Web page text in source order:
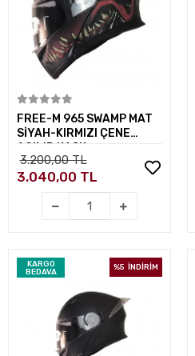
Sepete Ekle
FREE-M 965 SWAMP MAT
SİYAH-KIRMIZI ÇENE
AÇILIR KASK
3.200,00 TL
3.040,00 TL
KARGO
BEDAVA
%5 İNDİRİM